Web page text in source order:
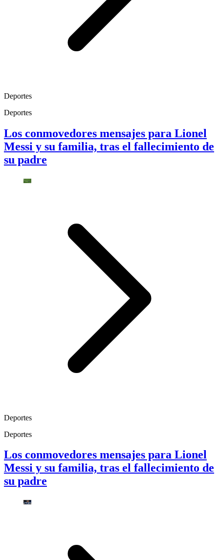
Deportes
Deportes
Los conmovedores mensajes para Lionel
Messi y su familia, tras el fallecimiento de
su padre
Deportes
Deportes
Los conmovedores mensajes para Lionel
Messi y su familia, tras el fallecimiento de
su padre